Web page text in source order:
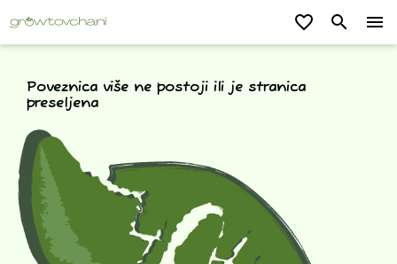
favorite_border search menu
Poveznica više ne postoji ili je stranica
preseljena